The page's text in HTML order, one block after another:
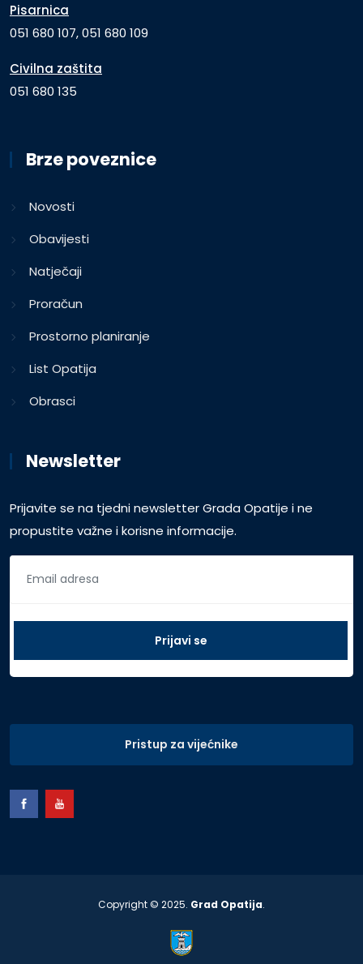
Pisarnica
051 680 107, 051 680 109
Civilna zaštita
051 680 135
Brze poveznice
Novosti
Obavijesti
Natječaji
Proračun
Prostorno planiranje
List Opatija
Obrasci
Newsletter
Prijavite se na tjedni newsletter Grada Opatije i ne
propustite važne i korisne informacije.
Pristup za vijećnike
Copyright © 2025. Grad Opatija.